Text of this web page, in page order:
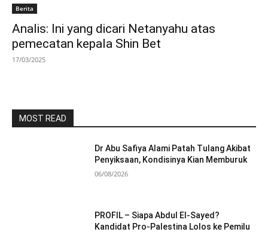
Berita
Analis: Ini yang dicari Netanyahu atas
pemecatan kepala Shin Bet
17/03/2025
MOST READ
Dr Abu Safiya Alami Patah Tulang Akibat
Penyiksaan, Kondisinya Kian Memburuk
06/08/2026
PROFIL – Siapa Abdul El-Sayed?
Kandidat Pro-Palestina Lolos ke Pemilu